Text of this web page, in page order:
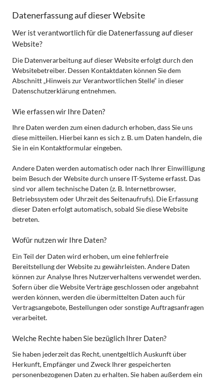
Datenerfassung auf dieser Website
Wer ist verantwortlich für die Datenerfassung auf dieser
Website?
Die Datenverarbeitung auf dieser Website erfolgt durch den
Websitebetreiber. Dessen Kontaktdaten können Sie dem
Abschnitt „Hinweis zur Verantwortlichen Stelle“ in dieser
Datenschutzerklärung entnehmen.
Wie erfassen wir Ihre Daten?
Ihre Daten werden zum einen dadurch erhoben, dass Sie uns
diese mitteilen. Hierbei kann es sich z. B. um Daten handeln, die
Sie in ein Kontaktformular eingeben.
Andere Daten werden automatisch oder nach Ihrer Einwilligung
beim Besuch der Website durch unsere IT-Systeme erfasst. Das
sind vor allem technische Daten (z. B. Internetbrowser,
Betriebssystem oder Uhrzeit des Seitenaufrufs). Die Erfassung
dieser Daten erfolgt automatisch, sobald Sie diese Website
betreten.
Wofür nutzen wir Ihre Daten?
Ein Teil der Daten wird erhoben, um eine fehlerfreie
Bereitstellung der Website zu gewährleisten. Andere Daten
können zur Analyse Ihres Nutzerverhaltens verwendet werden.
Sofern über die Website Verträge geschlossen oder angebahnt
werden können, werden die übermittelten Daten auch für
Vertragsangebote, Bestellungen oder sonstige Auftragsanfragen
verarbeitet.
Welche Rechte haben Sie bezüglich Ihrer Daten?
Sie haben jederzeit das Recht, unentgeltlich Auskunft über
Herkunft, Empfänger und Zweck Ihrer gespeicherten
personenbezogenen Daten zu erhalten. Sie haben außerdem ein